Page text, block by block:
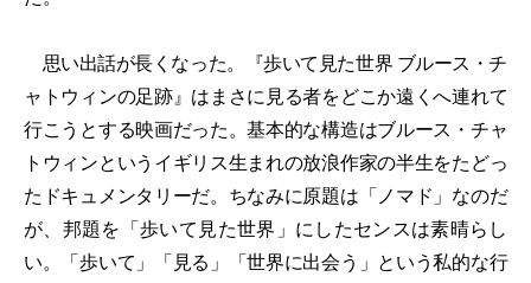
思い出話が長くなった。『歩いて見た世界 ブルース・チ
ャトウィンの足跡』はまさに見る者をどこか遠くへ連れて
行こうとする映画だった。基本的な構造はブルース・チャ
トウィンというイギリス生まれの放浪作家の半生をたどっ
たドキュメンタリーだ。ちなみに原題は「ノマド」なのだ
が、邦題を「歩いて見た世界」にしたセンスは素晴らし
い。「歩いて」「見る」「世界に出会う」という私的な行